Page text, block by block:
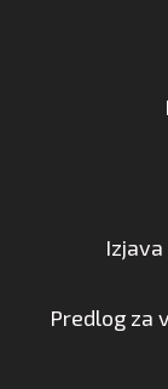
Predlog za